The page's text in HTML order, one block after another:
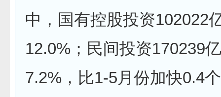
中，国有控股投资102022
12.0%；民间投资170239
7.2%，比1-5月份加快0.4